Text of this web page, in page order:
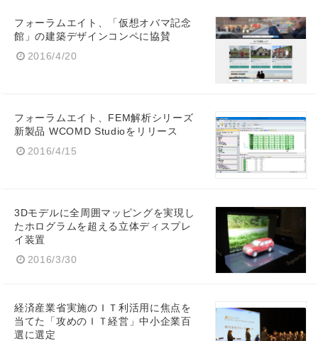
フォーラムエイト、「仮想オバマ記念
館」の建築デザインコンペに協賛
2016/4/20
フォーラムエイト、FEM解析シリーズ
新製品 WCOMD Studioをリリース
2016/4/15
3Dモデルに全周囲マッピングを実現し
たホログラムを超える立体ディスプレ
イ装置
2016/3/30
経済産業省実施のＩＴ利活用に焦点を
当てた「攻めのＩＴ経営」中小企業百
選に選定
Japanese
English